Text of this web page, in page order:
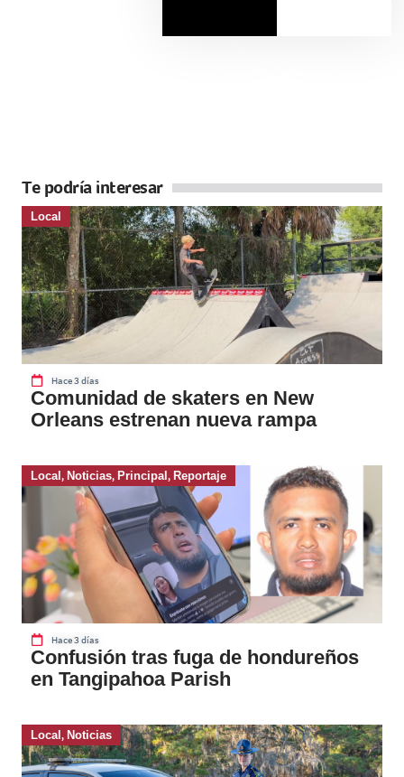
Te podría interesar
Local
Hace 3 días
Comunidad de skaters en New
Orleans estrenan nueva rampa
Local, Noticias, Principal, Reportaje
Hace 3 días
Confusión tras fuga de hondureños
en Tangipahoa Parish
Local, Noticias